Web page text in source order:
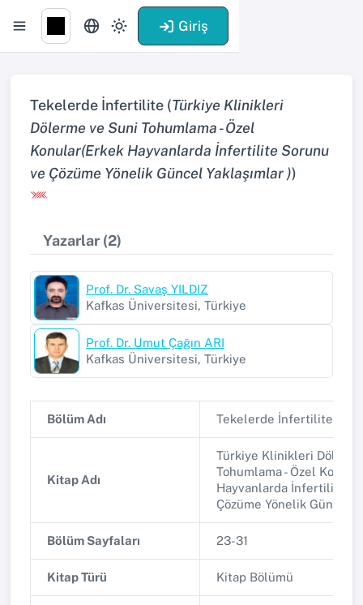
Giriş
Tekelerde İnfertilite (Türkiye Klinikleri
Dölerme ve Suni Tohumlama - Özel
Konular(Erkek Hayvanlarda İnfertilite Sorunu
ve Çözüme Yönelik Güncel Yaklaşımlar ))
Yazarlar (2)
Prof. Dr. Savaş YILDIZ
Kafkas Üniversitesi, Türkiye
Prof. Dr. Umut Çağın ARI
Kafkas Üniversitesi, Türkiye
Bölüm Adı Tekelerde İnfertilite
Kitap Adı
Türkiye Klinikleri
Tohumlama - Özel
Hayvanlarda İnfertilite
Çözüme Yönelik Güncel
Bölüm Sayfaları 23-31
Kitap Türü Kitap Bölümü